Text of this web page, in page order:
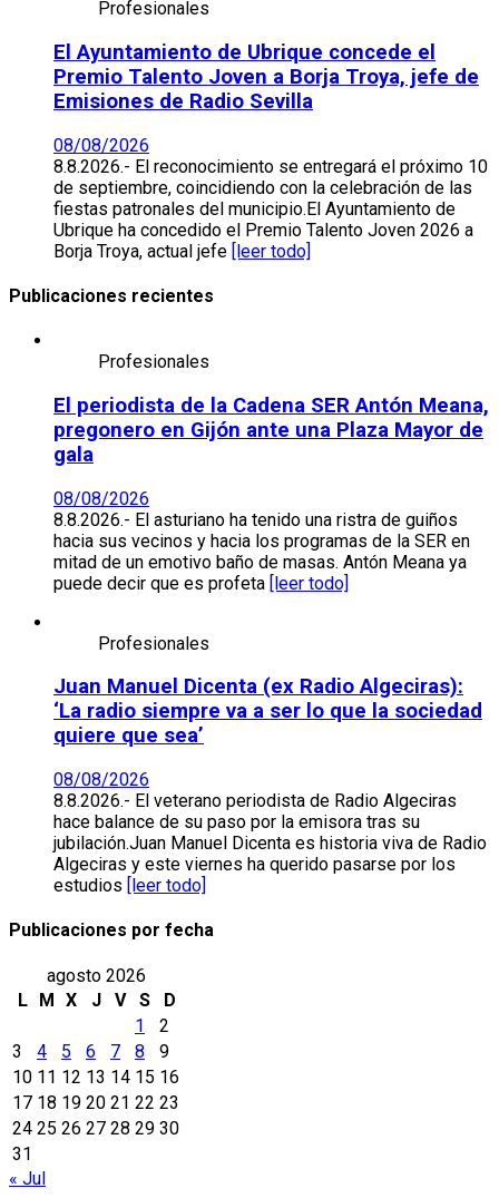
Profesionales
El Ayuntamiento de Ubrique concede el
Premio Talento Joven a Borja Troya, jefe de
Emisiones de Radio Sevilla
08/08/2026
8.8.2026.- El reconocimiento se entregará el próximo 10
de septiembre, coincidiendo con la celebración de las
fiestas patronales del municipio.El Ayuntamiento de
Ubrique ha concedido el Premio Talento Joven 2026 a
Borja Troya, actual jefe [leer todo]
Publicaciones recientes
Profesionales
El periodista de la Cadena SER Antón Meana,
pregonero en Gijón ante una Plaza Mayor de
gala
08/08/2026
8.8.2026.- El asturiano ha tenido una ristra de guiños
hacia sus vecinos y hacia los programas de la SER en
mitad de un emotivo baño de masas. Antón Meana ya
puede decir que es profeta [leer todo]
Profesionales
Juan Manuel Dicenta (ex Radio Algeciras):
‘La radio siempre va a ser lo que la sociedad
quiere que sea’
08/08/2026
8.8.2026.- El veterano periodista de Radio Algeciras
hace balance de su paso por la emisora tras su
jubilación.Juan Manuel Dicenta es historia viva de Radio
Algeciras y este viernes ha querido pasarse por los
estudios [leer todo]
Publicaciones por fecha
agosto 2026
L
M X J V S
D
1
2
3
4 5 6 7 8
9
10 11 12 13 14 15 16
17 18 19 20 21 22 23
24 25 26 27 28 29 30
31
« Jul